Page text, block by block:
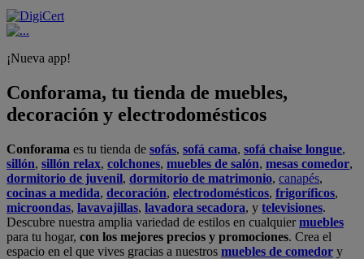
¡Nueva app!
Conforama, tu tienda de muebles,
decoración y electrodomésticos
Conforama es tu tienda de sofás, sofá cama, sofá chaise longue,
sillón, sillón relax, colchones, muebles de salón, mesas comedor,
dormitorio de juvenil, dormitorio de matrimonio, canapés,
cocinas a medida, decoración, electrodomésticos, frigoríficos,
microondas, lavavajillas, lavadora secadora, y televisiones.
Descubre nuestra amplia variedad de estilos en cualquiermuebles
para tu hogar, con los mejores precios y promociones. Crea el
espacio en el que vives gracias a nuestros muebles de comedor y